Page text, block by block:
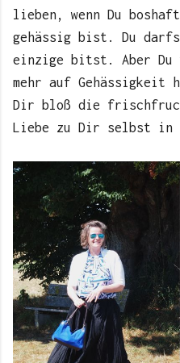
lieben, wenn Du
gehässig bist. Du
einzige bitst. Aber Du
mehr auf
Dir bloß die
Liebe zu Dir selbst in